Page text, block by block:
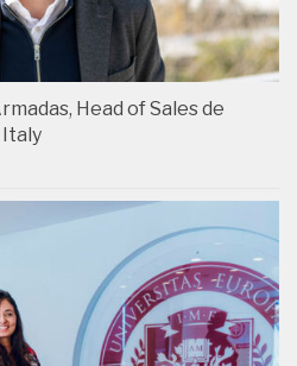
Head of Sales de
Italy